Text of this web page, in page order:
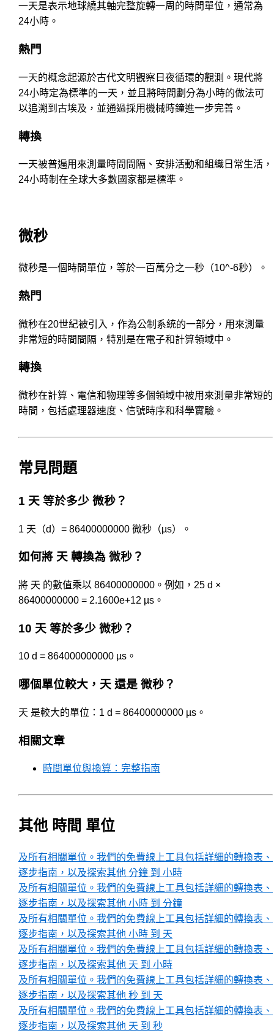
一天是表示地球繞其軸完整旋轉一周的時間單位，通常為
24小時。
熱門
一天的概念起源於古代文明觀察日夜循環的觀測。現代將
24小時定為標準的一天，並且將時間劃分為小時的做法可
以追溯到古埃及，並通過採用機械時鐘進一步完善。
轉換
一天被普遍用來測量時間間隔、安排活動和組織日常生活，
24小時制在全球大多數國家都是標準。
微秒
微秒是一個時間單位，等於一百萬分之一秒（10^-6秒）。
熱門
微秒在20世紀被引入，作為公制系統的一部分，用來測量
非常短的時間間隔，特別是在電子和計算領域中。
轉換
微秒在計算、電信和物理等多個領域中被用來測量非常短的
時間，包括處理器速度、信號時序和科學實驗。
常見問題
1 天 等於多少 微秒？
1 天（d）= 86400000000 微秒（µs）。
如何將 天 轉換為 微秒？
將 天 的數值乘以 86400000000。例如，25 d ×
86400000000 = 2.1600e+12 µs。
10 天 等於多少 微秒？
10 d = 864000000000 µs。
哪個單位較大，天 還是 微秒？
天 是較大的單位：1 d = 86400000000 µs。
相關文章
時間單位與換算：完整指南
其他 時間 單位
及所有相關單位。我們的免費線上工具包括詳細的轉換表、
逐步指南，以及探索其他 分鐘 到 小時
及所有相關單位。我們的免費線上工具包括詳細的轉換表、
逐步指南，以及探索其他 小時 到 分鐘
及所有相關單位。我們的免費線上工具包括詳細的轉換表、
逐步指南，以及探索其他 小時 到 天
及所有相關單位。我們的免費線上工具包括詳細的轉換表、
逐步指南，以及探索其他 天 到 小時
及所有相關單位。我們的免費線上工具包括詳細的轉換表、
逐步指南，以及探索其他 秒 到 天
及所有相關單位。我們的免費線上工具包括詳細的轉換表、
逐步指南，以及探索其他 天 到 秒